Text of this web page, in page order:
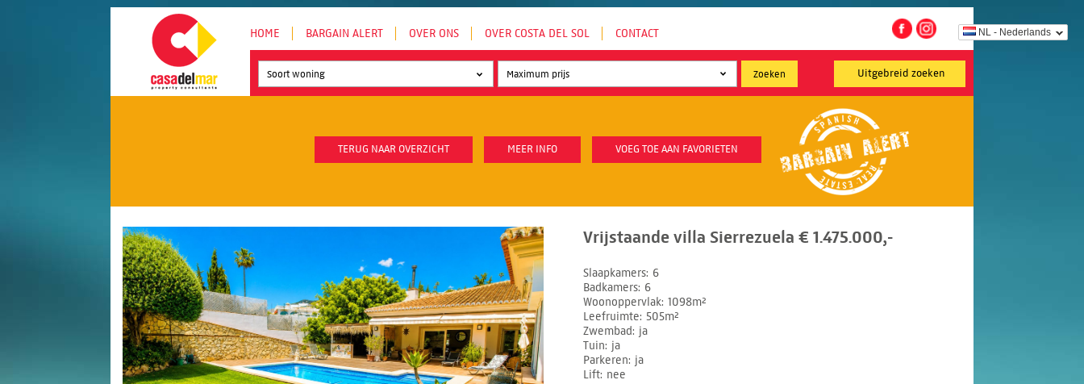
NL - Nederlands
HOME BARGAIN ALERT OVER ONS OVER COSTA DEL SOL CONTACT
Uitgebreid zoeken
Soort woning
TERUG NAAR OVERZICHT MEER INFO VOEG TOE AAN FAVORIETEN
Vrijstaande villa Sierrezuela € 1.475.000,-
Slaapkamers 6
Badkamers 6
Woonoppervlak 1098m²
Leefruimte 505m²
Zwembad
ja
Tuin ja
Parkeren ja
Lift nee